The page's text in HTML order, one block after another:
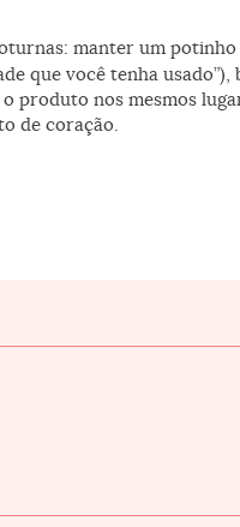
manter um potinho
que você tenha
produto nos mesmos
de coração.